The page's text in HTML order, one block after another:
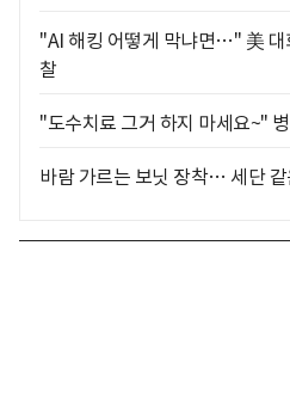
"AI 해킹 어떻게 막냐면…" 美 대
찰
"도수치료 그거 하지 마세요~"
바람 가르는 보닛 장착… 세단